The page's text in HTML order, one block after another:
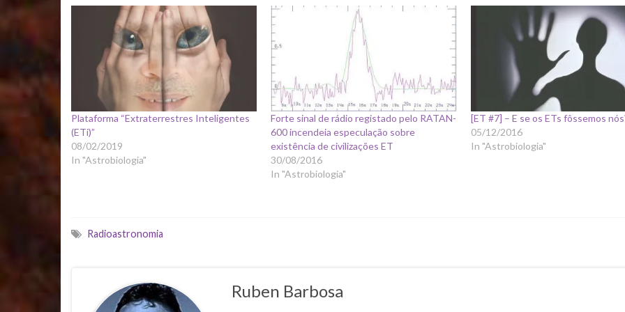
Plataforma “Extraterrestres Inteligentes
(ETi)”
08/02/2019
In "Astrobiologia"
Forte sinal de rádio registado pelo RATAN-
600 incendeia especulação sobre
existência de civilizações ET
30/08/2016
In "Astrobiologia"
[ET #7] – E se os ETs fôssemos
05/12/2016
In "Astrobiologia"
Radioastronomia
Ruben Barbosa